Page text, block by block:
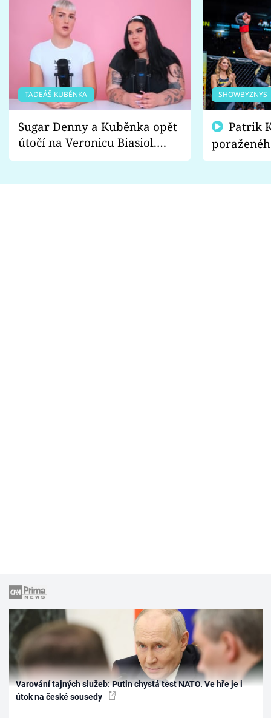
TADEÁŠ KUBĚNKA
Sugar Denny a Kuběnka opět
útočí na Veronicu Biasiol.
Proč je podle nich falešná a
SHOWBYZNYS
fanoušci
Varování tajných služeb: Putin chystá test NATO. Ve hře je i
útok na české sousedy